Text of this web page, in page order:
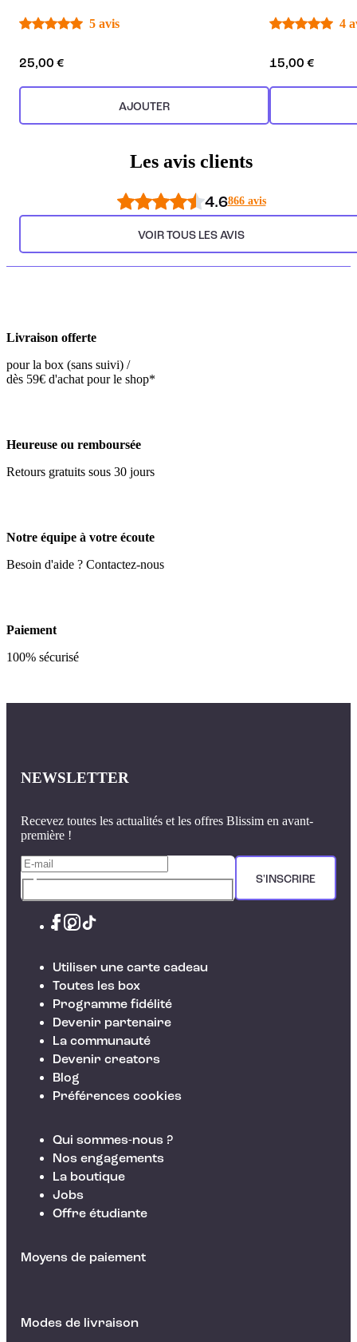
5 avis
25,00 €
AJOUTER
4
15,00 €
Les avis clients
4.6866 avis
VOIR TOUS LES AVIS
Livraison offerte
pour la box (sans suivi) /
dès 59€ d'achat pour le shop*
Heureuse ou remboursée
Retours gratuits sous 30 jours
Notre équipe à votre écoute
Besoin d'aide ? Contactez-nous
Paiement
100% sécurisé
NEWSLETTER
Recevez toutes les actualités et les offres Blissim en avant-
première !
S'INSCRIRE
Utiliser une carte cadeau
Toutes les box
Programme fidélité
Devenir partenaire
La communauté
Devenir creators
Blog
Préférences cookies
Qui sommes-nous ?
Nos engagements
La boutique
Jobs
Offre étudiante
Moyens de paiement
Modes de livraison